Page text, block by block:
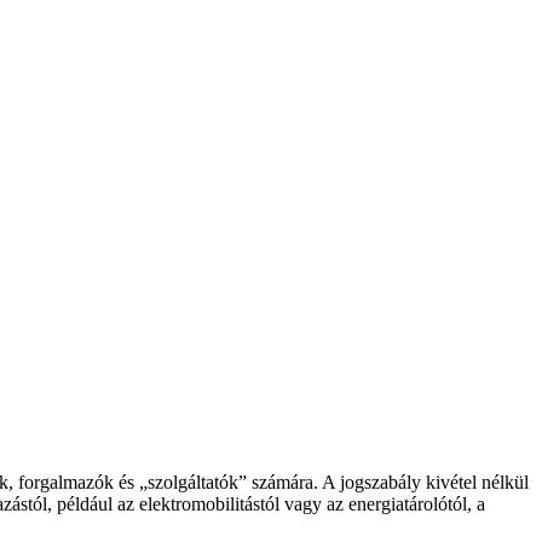
és „szolgáltatók” számára. A jogszabály kivétel nélkül
például az elektromobilitástól vagy az energiatárolótól, a